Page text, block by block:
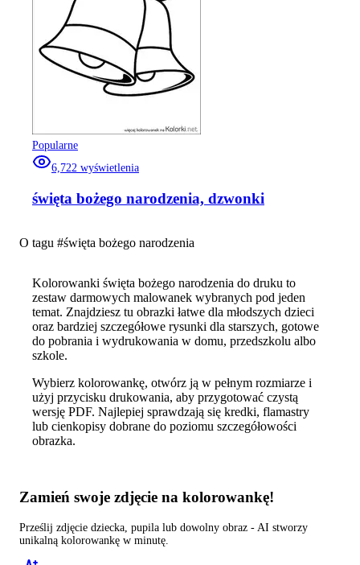
Popularne
6,722 wyświetlenia
święta bożego narodzenia, dzwonki
O tagu #święta bożego narodzenia
Kolorowanki święta bożego narodzenia do druku to
zestaw darmowych malowanek wybranych pod jeden
temat. Znajdziesz tu obrazki łatwe dla młodszych dzieci
oraz bardziej szczegółowe rysunki dla starszych, gotowe
do pobrania i wydrukowania w domu, przedszkolu albo
szkole.
Wybierz kolorowankę, otwórz ją w pełnym rozmiarze i
użyj przycisku drukowania, aby przygotować czystą
wersję PDF. Najlepiej sprawdzają się kredki, flamastry
lub cienkopisy dobrane do poziomu szczegółowości
obrazka.
Zamień swoje zdjęcie na kolorowankę!
Prześlij zdjęcie dziecka, pupila lub dowolny obraz - AI stworzy
unikalną kolorowankę w minutę.